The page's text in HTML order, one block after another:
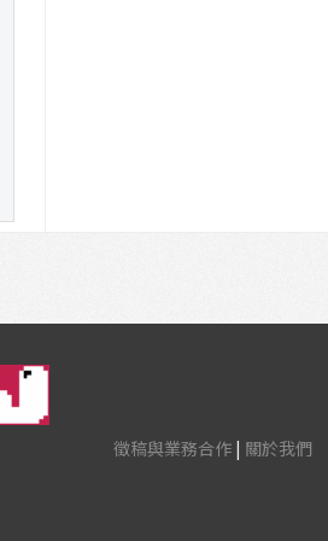
徵稿與業務合作| 關於我們